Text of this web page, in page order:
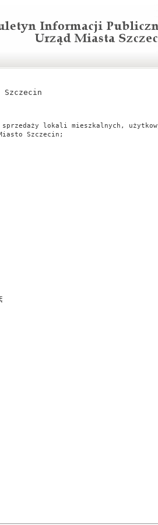
sprzedaży lokali mieszkalnych,
Szczecin;